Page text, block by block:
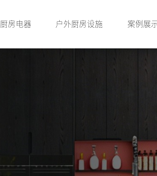
厨房电器 户外厨房设施 案例展